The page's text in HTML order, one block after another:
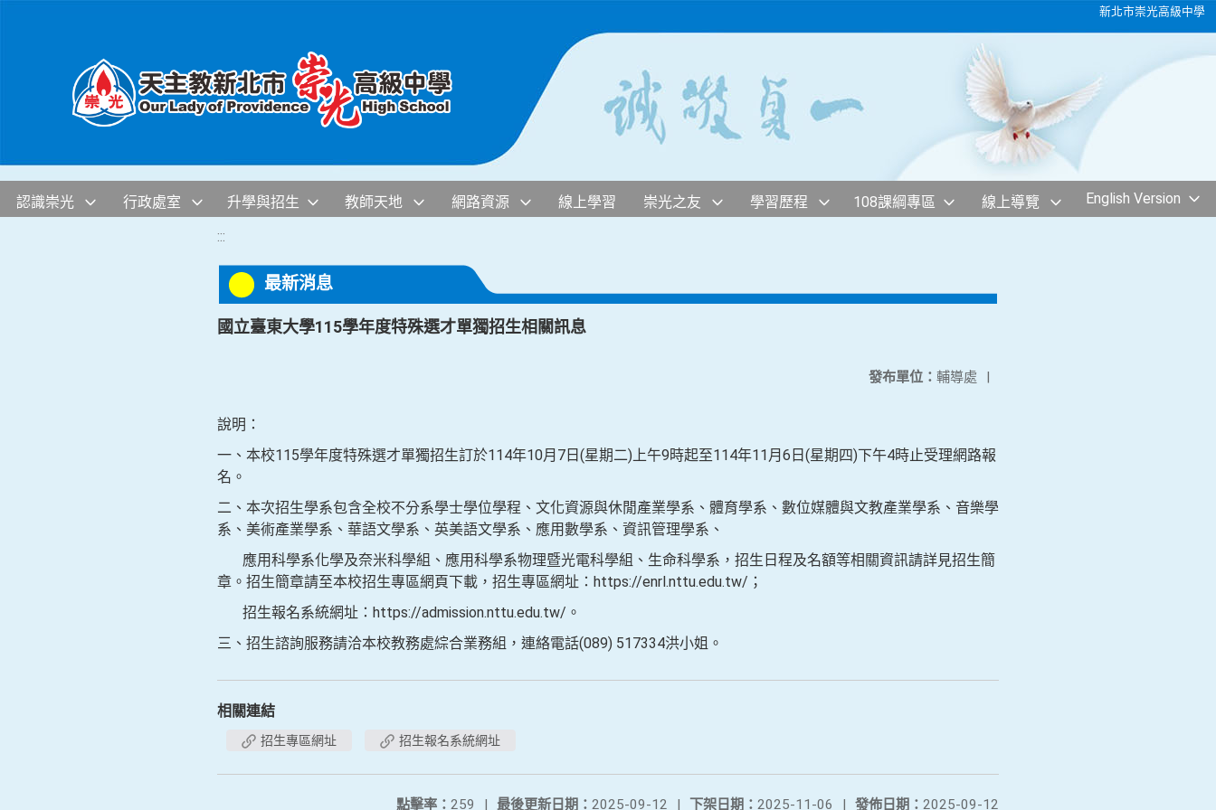
新北市崇光高級中學
認識崇光 行政處室 升學與招生 教師天地 網路資源 線上學習 崇光之友 學習歷程 108課綱專區 線上導覽 English Version
:::
最新消息
國立臺東大學115學年度特殊選才單獨招生相關訊息
發布單位： 輔導處 |
說明：
一、本校115學年度特殊選才單獨招生訂於114年10月7日(星期二)上午9時起至114年11月6日(星期四)下午4時止受理網路報
名。
二、本次招生學系包含全校不分系學士學位學程、文化資源與休閒產業學系、體育學系、數位媒體與文教產業學系、音樂學
系、美術產業學系、華語文學系、英美語文學系、應用數學系、資訊管理學系、
應用科學系化學及奈米科學組、應用科學系物理暨光電科學組、生命科學系，招生日程及名額等相關資訊請詳見招生簡
章。招生簡章請至本校招生專區網頁下載，招生專區網址：https://enrl.nttu.edu.tw/；
招生報名系統網址：https://admission.nttu.edu.tw/。
三、招生諮詢服務請洽本校教務處綜合業務組，連絡電話(089) 517334洪小姐。
相關連結
招生專區網址 招生報名系統網址
發佈日期： 2025-09-12
下架日期： 2025-11-06 |
最後更新日期： 2025-09-12 |
點擊率： 259 |